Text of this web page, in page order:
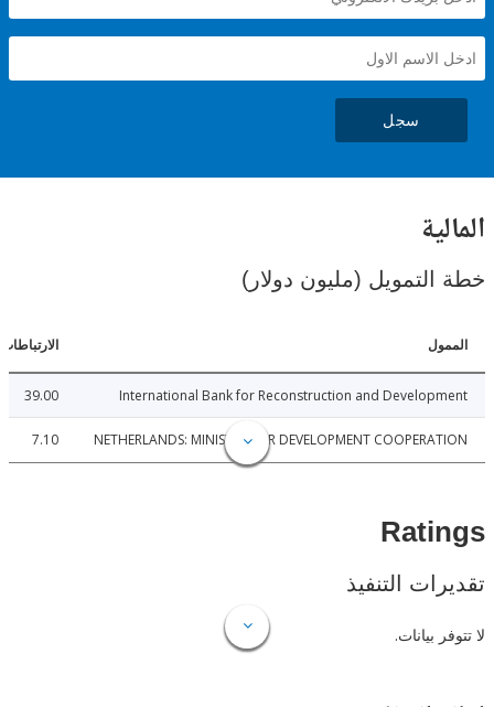
(مليون دولار)
الارتباطات
International Bank for Reconstruction and
NETHERLANDS: MINISTER FOR DEVELOPMENT
7.10
التنفيذ
بيانات.